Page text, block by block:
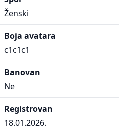
Ženski
Boja avatara
c1c1c1
Banovan
Ne
Registrovan
18.01.2026.